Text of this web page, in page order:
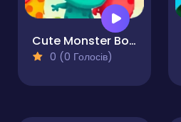
Cute Monster Bond
0 (0 Голосів)